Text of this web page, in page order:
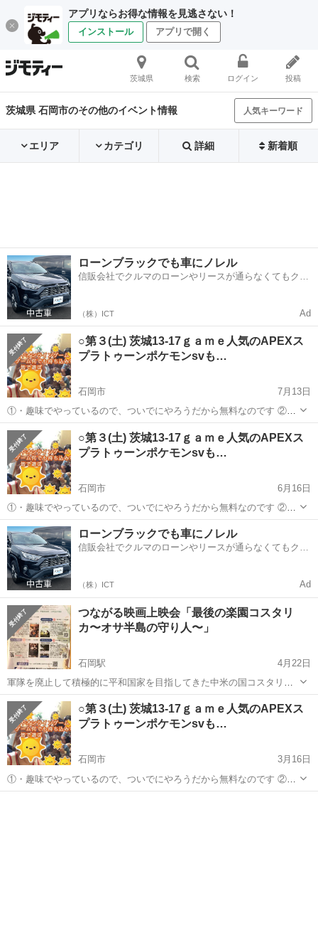
アプリならお得な情報を見逃さない！
インストール アプリで開く
茨城県 検索 ログイン 投稿
茨城県 石岡市のその他のイベント情報 人気キーワード
エリア カテゴリ 詳細 新着順
ローンブラックでも車にノレル
信販会社でクルマのローンやリースが通らなくてもクル
（株）ICT Ad
○第３(土) 茨城13-17ｇａｍｅ人気のAPEXス
プラトゥーンポケモンsvも…
石岡市
7月13日
①・趣味でやっているので、ついでにやろうだから無料なのです ②・
ここではお客さんではなく仲間として、お互いを思いやりながら、 楽
しい時間を過ごしましょう ③・サークルだから常連ばかりいる場所と
は違います ④・宗教やそ...
茨城 石岡市 その他 ゲーム
○第３(土) 茨城13-17ｇａｍｅ人気のAPEXス
プラトゥーンポケモンsvも…
石岡市
6月16日
①・趣味でやっているので、ついでにやろうだから無料なのです ②・
ここではお客さんではなく仲間として、お互いを思いやりながら、 楽
しい時間を過ごしましょう ③・サークルだから常連ばかりいる場所と
は違います ④・宗教やそ...
茨城 石岡市 その他
ローンブラックでも車にノレル
信販会社でクルマのローンやリースが通らなくてもクル
（株）ICT Ad
つながる映画上映会「最後の楽園コスタリ
カ〜オサ半島の守り人〜」
石岡駅
4月22日
軍隊を廃止して積極的に平和国家を目指してきた中米の国コスタリカ
は、エコツーリズム発祥の地としても知られている。そこには、乱開
発から豊かな自然を守り抜いた人々の物語があります。気候変動への
対策が急がれる今、世界が学ぶべきモデル...
茨城 石岡市 石岡駅 その他
○第３(土) 茨城13-17ｇａｍｅ人気のAPEXス
プラトゥーンポケモンsvも…
石岡市
3月16日
①・趣味でやっているので、ついでにやろうだから無料なのです ②・
ここではお客さんではなく仲間として、お互いを思いやりながら、 楽